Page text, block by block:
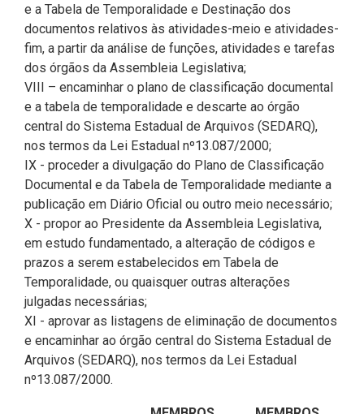
e a Tabela de Temporalidade e Destinação dos
documentos relativos às atividades-meio e atividades-
fim, a partir da análise de funções, atividades e tarefas
dos órgãos da Assembleia Legislativa;
VIII – encaminhar o plano de classificação documental
e a tabela de temporalidade e descarte ao órgão
central do Sistema Estadual de Arquivos (SEDARQ),
nos termos da Lei Estadual nº13.087/2000;
IX - proceder a divulgação do Plano de Classificação
Documental e da Tabela de Temporalidade mediante a
publicação em Diário Oficial ou outro meio necessário;
X - propor ao Presidente da Assembleia Legislativa,
em estudo fundamentado, a alteração de códigos e
prazos a serem estabelecidos em Tabela de
Temporalidade, ou quaisquer outras alterações
julgadas necessárias;
XI - aprovar as listagens de eliminação de documentos
e encaminhar ao órgão central do Sistema Estadual de
Arquivos (SEDARQ), nos termos da Lei Estadual
nº13.087/2000.